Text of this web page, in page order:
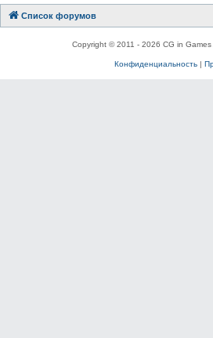
Список форумов
Copyright © 2011 - 2026 CG in Games
Конфиденциальность|